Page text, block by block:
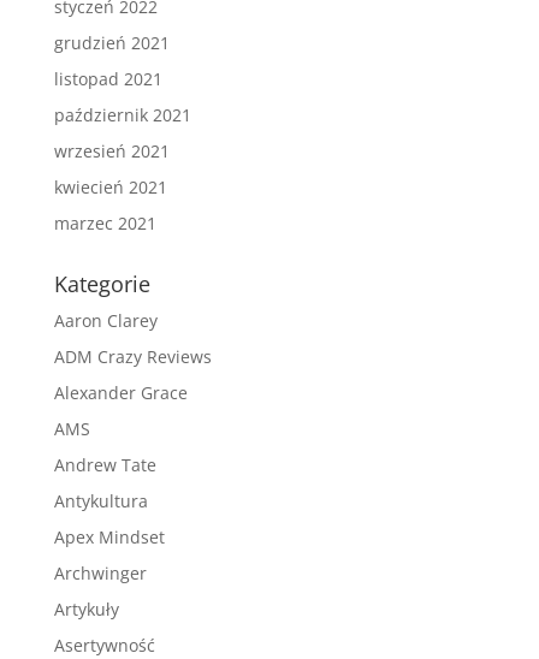
styczeń 2022
grudzień 2021
listopad 2021
październik 2021
wrzesień 2021
kwiecień 2021
marzec 2021
Kategorie
Aaron Clarey
ADM Crazy Reviews
Alexander Grace
AMS
Andrew Tate
Antykultura
Apex Mindset
Archwinger
Artykuły
Asertywność